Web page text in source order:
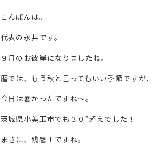
こんばんは。
代表の永井です。
９月のお彼岸になりましたね。
暦では、もう秋と言ってもいい季節ですが、
今日は暑かったですね〜。
茨城県小美玉市でも３０°超えでした！
まさに、残暑！ですね。